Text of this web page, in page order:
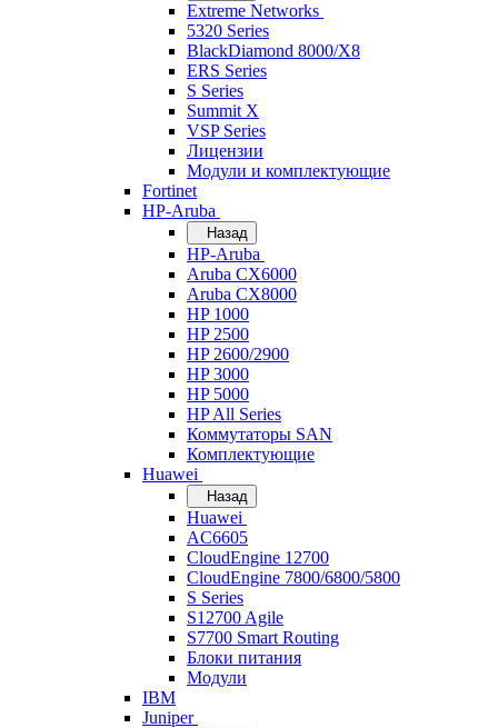
Extreme Networks
5320 Series
BlackDiamond 8000/X8
ERS Series
S Series
Summit X
VSP Series
Лицензии
Модули и комплектующие
Fortinet
HP-Aruba
Назад
HP-Aruba
Aruba CX6000
Aruba CX8000
HP 1000
HP 2500
HP 2600/2900
HP 3000
HP 5000
HP All Series
Коммутаторы SAN
Комплектующие
Huawei
Назад
Huawei
AC6605
CloudEngine 12700
CloudEngine 7800/6800/5800
S Series
S12700 Agile
S7700 Smart Routing
Блоки питания
Модули
IBM
Juniper